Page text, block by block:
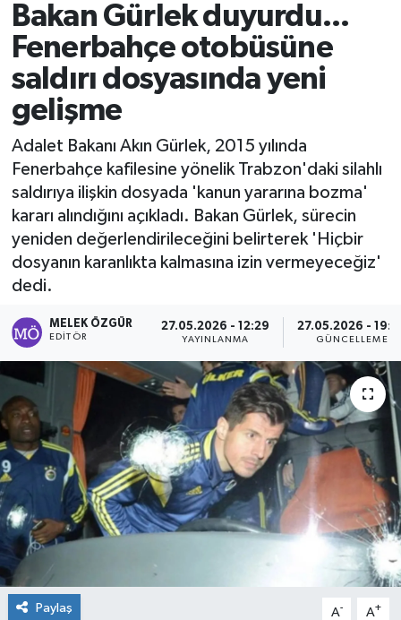
Bakan Gürlek duyurdu...
Fenerbahçe otobüsüne
saldırı dosyasında yeni
gelişme
Adalet Bakanı Akın Gürlek, 2015 yılında
Fenerbahçe kafilesine yönelik Trabzon'daki silahlı
saldırıya ilişkin dosyada 'kanun yararına bozma'
kararı alındığını açıkladı. Bakan Gürlek, sürecin
yeniden değerlendirileceğini belirterek 'Hiçbir
dosyanın karanlıkta kalmasına izin vermeyeceğiz'
dedi.
MELEK ÖZGÜR
EDITÖR
27.05.2026 - 12:29
YAYINLANMA
27.05.2026 -
GÜNCELLEME
Paylaş A- A+
Gündem
Magazin
Politika
Sağlık
Spor
Tarih - Kültür - Sanat - Turizm
Tüm Manşetler
Son Dakika Haberleri
Haber Arşivi